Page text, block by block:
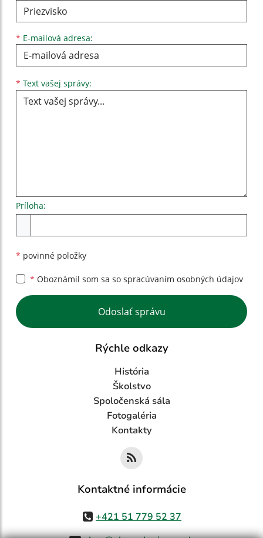
* E-mailová adresa:
* Text vašej správy:
Príloha:
* povinné položky
* Oboznámil som sa so spracúvaním osobných údajov
Google reCaptcha Response
Odoslať správu
Rýchle odkazy
História
Školstvo
Spoločenská sála
Fotogaléria
Kontakty
Kontaktné informácie
+421 51 779 52 37